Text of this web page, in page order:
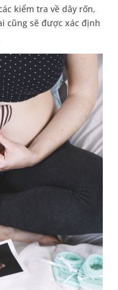
kiểm tra về dây rốn,
cũng sẽ được xác định